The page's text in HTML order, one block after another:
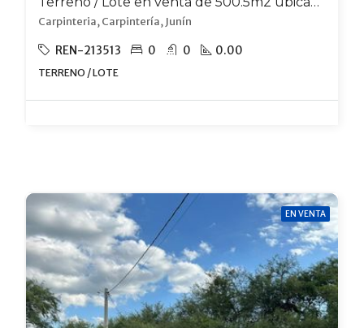
Carpinteria, Carpintería, Junín
REN-213513 0 0 0.00
TERRENO / LOTE
EN VENTA